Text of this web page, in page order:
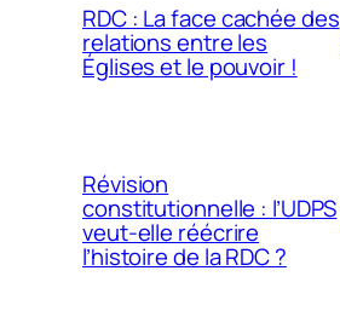
RDC : La face cachée des
relations entre les
Églises et le pouvoir !
Révision
constitutionnelle : l’UDPS
veut-elle réécrire
l’histoire de la RDC ?